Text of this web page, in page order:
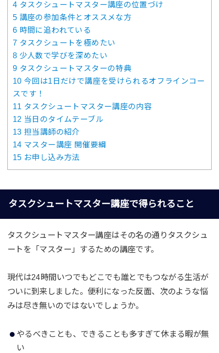
4 タスクシュートマスター講座の位置づけ
5 講座の参加条件とオススメな方
6 時間に追われている
7 タスクシュートを極めたい
8 少人数で学びを深めたい
9 タスクシュートマスターの特典
10 今回は1日だけで講座を受けられるオフラインコー
スです！
11 タスクシュートマスター講座の内容
12 当日のタイムテーブル
13 担当講師の紹介
14 マスター講座 開催要綱
15 お申し込み方法
タスクシュートマスター講座で得られること
タスクシュートマスター講座はその名の通りタスクシュ
ートを「マスター」するための講座です。
現代は24時間いつでもどこでも誰とでもつながる生活が
ついに到来しました。便利になった反面、次のような悩
みは尽き無いのではないでしょうか。
やるべきことも、できることも多すぎて休まる暇が無
い